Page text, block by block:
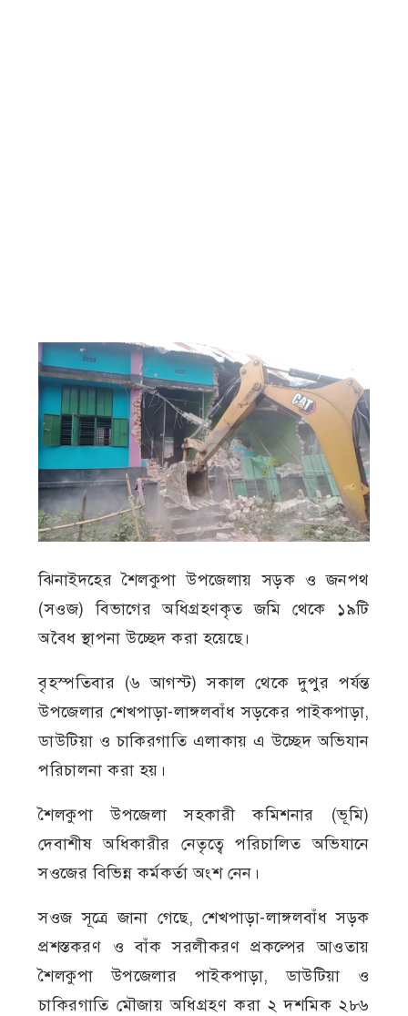
ঝিনাইদহের শৈলকুপা উপজেলায় সড়ক ও জনপথ
(সওজ) বিভাগের অধিগ্রহণকৃত জমি থেকে ১৯টি
অবৈধ স্থাপনা উচ্ছেদ করা হয়েছে।
বৃহস্পতিবার (৬ আগস্ট) সকাল থেকে দুপুর পর্যন্ত
উপজেলার শেখপাড়া-লাঙ্গলবাঁধ সড়কের পাইকপাড়া,
ডাউটিয়া ও চাকিরগাতি এলাকায় এ উচ্ছেদ অভিযান
পরিচালনা করা হয়।
শৈলকুপা উপজেলা সহকারী কমিশনার (ভূমি)
দেবাশীষ অধিকারীর নেতৃত্বে পরিচালিত অভিযানে
সওজের বিভিন্ন কর্মকর্তা অংশ নেন।
সওজ সূত্রে জানা গেছে, শেখপাড়া-লাঙ্গলবাঁধ সড়ক
প্রশস্তকরণ ও বাঁক সরলীকরণ প্রকল্পের আওতায়
শৈলকুপা উপজেলার পাইকপাড়া, ডাউটিয়া ও
চাকিরগাতি মৌজায় অধিগ্রহণ করা ২ দশমিক ২৮৬